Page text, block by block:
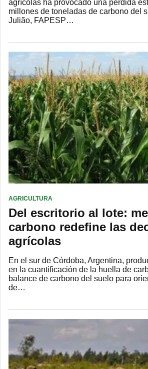
agrícolas ha provocado una pérdida
millones de toneladas de carbono del
Julião, FAPESP…
AGRICULTURA
Del escritorio al lote:
carbono redefine las
agrícolas
En el sur de Córdoba, Argentina,
en la cuantificación de la huella de
balance de carbono del suelo para
de…